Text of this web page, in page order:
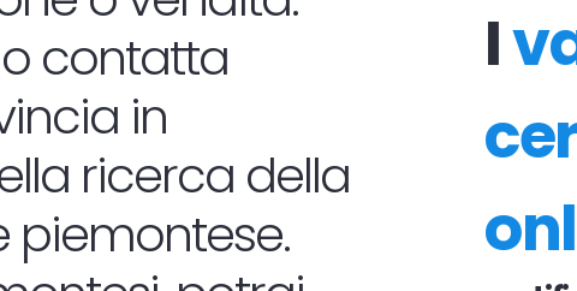
contatta
in
ricerca della
piemontese.
I